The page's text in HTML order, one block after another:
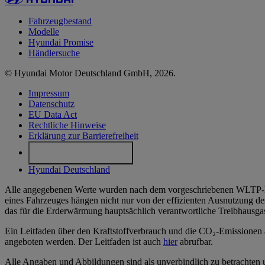
Fahrzeugbestand
Modelle
Hyundai Promise
Händlersuche
© Hyundai Motor Deutschland GmbH, 2026.
Impressum
Datenschutz
EU Data Act
Rechtliche Hinweise
Erklärung zur Barrierefreiheit
Hyundai Deutschland
Alle angegebenen Werte wurden nach dem vorgeschriebenen
eines Fahrzeuges hängen nicht nur von der effizienten Ausnutzung
das für die Erderwärmung hauptsächlich verantwortliche
Ein Leitfaden über den Kraftstoffverbrauch und die CO₂-
angeboten werden. Der Leitfaden ist auch hierabrufbar.
Alle Angaben und Abbildungen sind als unverbindlich zu betrachten